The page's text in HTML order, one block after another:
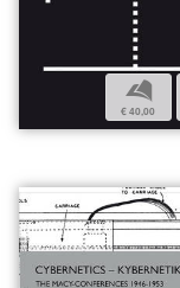
b
€ 40,00